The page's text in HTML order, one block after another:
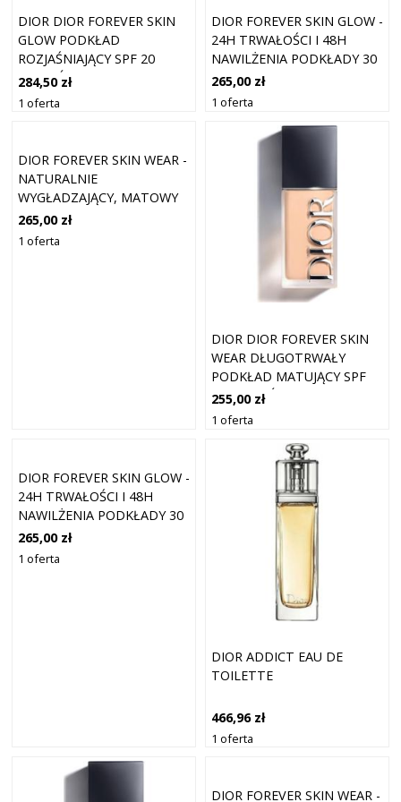
DIOR DIOR FOREVER SKIN
GLOW PODKŁAD
ROZJAŚNIAJĄCY SPF 20
ODCIEŃ 3 WARM PEACH 30
ML
284,50 zł
1 oferta
DIOR FOREVER SKIN GLOW -
24H TRWAŁOŚCI I 48H
NAWILŻENIA PODKŁADY 30
ML 2W - WARM
265,00 zł
1 oferta
DIOR FOREVER SKIN WEAR -
NATURALNIE
WYGŁADZAJĄCY, MATOWY
PODKŁAD, 24H ULTRA
WEAR PODKŁADY 30 ML 1
265,00 zł
1 oferta
DIOR DIOR FOREVER SKIN
WEAR DŁUGOTRWAŁY
PODKŁAD MATUJĄCY SPF
20 ODCIEŃ 1.5 NEUTRAL 30
ML
255,00 zł
1 oferta
DIOR FOREVER SKIN GLOW -
24H TRWAŁOŚCI I 48H
NAWILŻENIA PODKŁADY 30
ML 1.5W - WARM
265,00 zł
1 oferta
DIOR ADDICT EAU DE
TOILETTE
466,96 zł
1 oferta
DIOR FOREVER SKIN WEAR -